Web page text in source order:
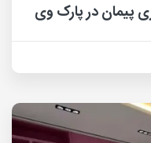
پیمان در پارک وی